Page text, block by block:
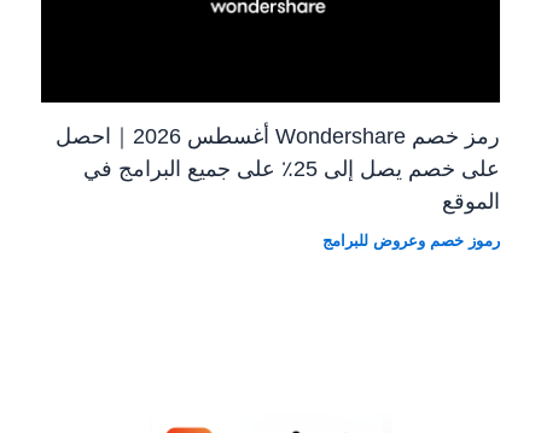
رمز خصم Wondershare أغسطس 2026｜احصل
على خصم يصل إلى 25٪ على جميع البرامج في
الموقع
رموز خصم وعروض للبرامج